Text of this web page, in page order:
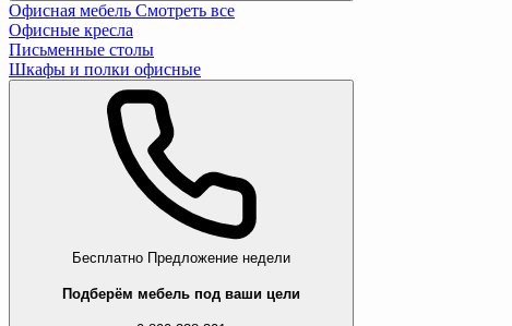
Офисная мебель Смотреть все
Офисные кресла
Письменные столы
Шкафы и полки офисные
Бесплатно Предложение недели
Подберём мебель под ваши цели